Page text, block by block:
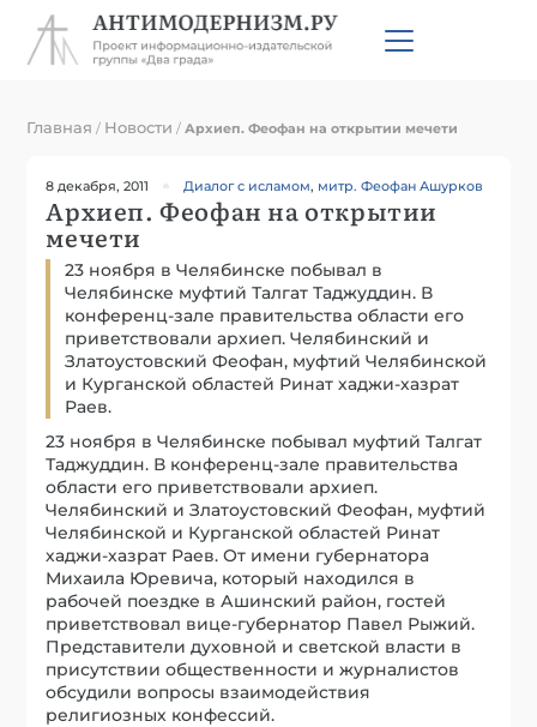
Главная / Новости /Архиеп. Феофан на открытии мечети
8 декабря, 2011 Диалог с исламом, митр. Феофан Ашурков
Архиеп. Феофан на открытии
мечети
23 ноября в Челябинске побывал в
Челябинске муфтий Талгат Таджуддин. В
конференц-зале правительства области его
приветствовали архиеп. Челябинский и
Златоустовский Феофан, муфтий Челябинской
и Курганской областей Ринат хаджи-хазрат
Раев.
23 ноября в Челябинске побывал муфтий Талгат
Таджуддин. В конференц-зале правительства
области его приветствовали архиеп.
Челябинский и Златоустовский Феофан, муфтий
Челябинской и Курганской областей Ринат
хаджи-хазрат Раев. От имени губернатора
Михаила Юревича, который находился в
рабочей поездке в Ашинский район, гостей
приветствовал вице-губернатор Павел Рыжий.
Представители духовной и светской власти в
присутствии общественности и журналистов
обсудили вопросы взаимодействия
религиозных конфессий.